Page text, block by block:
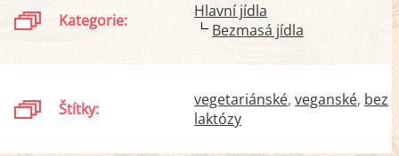
Kategorie:
Hlavní jídla
Bezmasá jídla
Štítky: vegetariánské veganské bez
laktózy